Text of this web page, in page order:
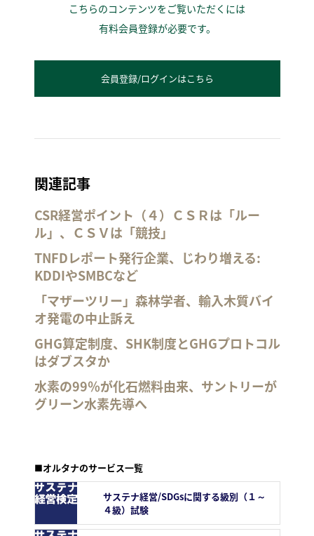
こちらのコンテンツをご覧いただくには
有料会員登録が必要です。
会員登録/ログインはこちら
関連記事
CSR経営ポイント（４）ＣＳＲは「ルー
ル」、ＣＳＶは「競技」
TNFDレポート発行企業、じわり増える:
KDDIやSMBCなど
「マザーツリー」森林学者、輸入木質バイ
オ発電の中止訴え
GHG算定制度、SHK制度とGHGプロトコル
はダブスタか
水素の99％が化石燃料由来、サントリーが
グリーン水素先導へ
■オルタナのサービス一覧
サステナ経営/SDGsに関する級別（１～
４級）試験